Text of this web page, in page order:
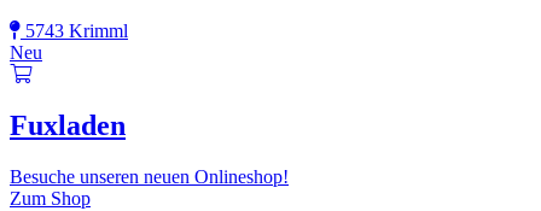
5743 Krimml
Neu
Fuxladen
Besuche unseren neuen Onlineshop!
Zum Shop